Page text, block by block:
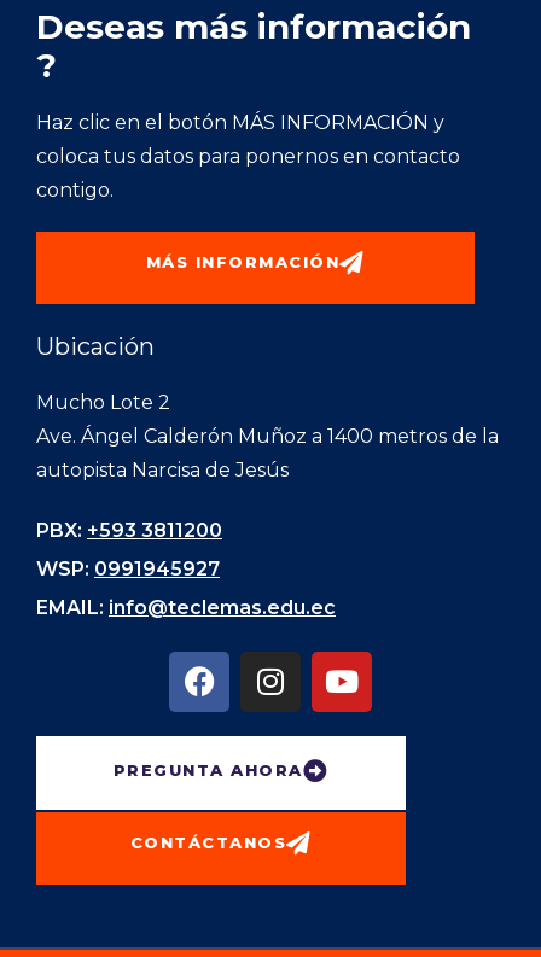
Deseas más información
?
Haz clic en el botón MÁS INFORMACIÓN y
coloca tus datos para ponernos en contacto
contigo.
MÁS INFORMACIÓN
Ubicación
Mucho Lote 2
Ave. Ángel Calderón Muñoz a 1400 metros de la
autopista Narcisa de Jesús
PBX: +593 3811200
WSP: 0991945927
EMAIL: info@teclemas.edu.ec
PREGUNTA AHORA
CONTÁCTANOS